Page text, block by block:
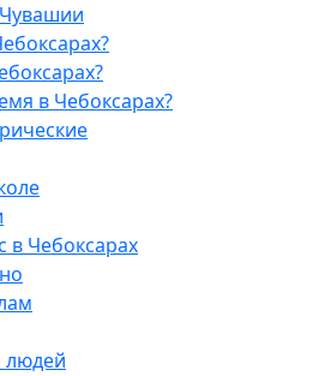
в Чебоксарах?
в Чебоксарах
людей